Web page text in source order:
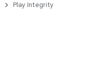
Play Integrity